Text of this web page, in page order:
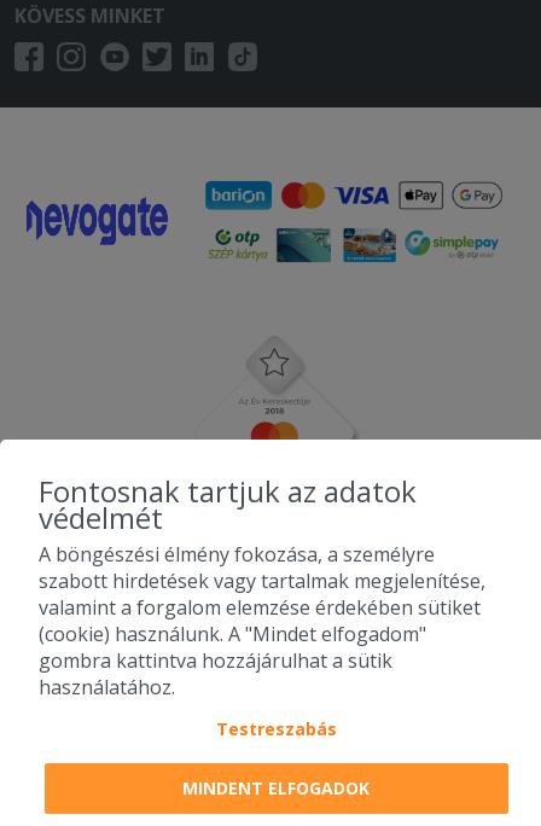
KÖVESS MINKET
2010-2026 Copyright - Falatozz.hu - Diston-line Kft.
Pizza, gyros, hamburger, menük kedvező áron, egy helyen az összes
étterem ajánlata.
Fontosnak tartjuk az adatok
védelmét
A böngészési élmény fokozása, a személyre
szabott hirdetések vagy tartalmak megjelenítése,
valamint a forgalom elemzése érdekében sütiket
(cookie) használunk. A "Mindet elfogadom"
gombra kattintva hozzájárulhat a sütik
használatához.
Testreszabás
MINDENT ELFOGADOK